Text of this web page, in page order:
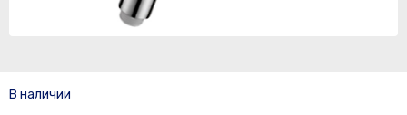
В наличии